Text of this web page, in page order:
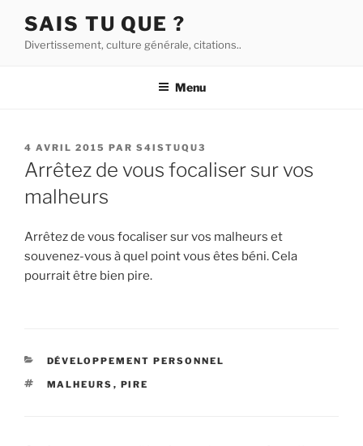
contenu
SAIS TU QUE ?
Divertissement, culture générale, citations..
Menu
PUBLIÉ
LE
4 AVRIL 2015 PAR S4ISTUQU3
Arrêtez de vous focaliser sur vos
malheurs
Arrêtez de vous focaliser sur vos malheurs et
souvenez-vous à quel point vous êtes béni. Cela
pourrait être bien pire.
CATÉGORIES
DÉVELOPPEMENT PERSONNEL
ÉTIQUETTES
MALHEURS , PIRE